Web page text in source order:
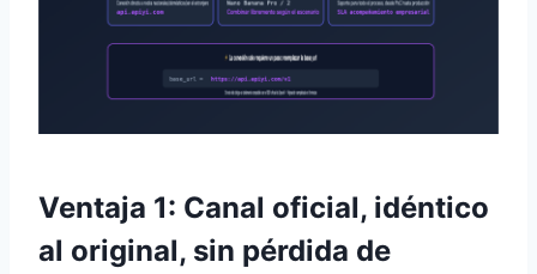
Ventaja 1: Canal oficial, idéntico
al original, sin pérdida de